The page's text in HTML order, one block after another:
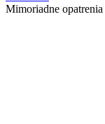
Mimoriadne